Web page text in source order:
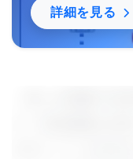
詳細を見る